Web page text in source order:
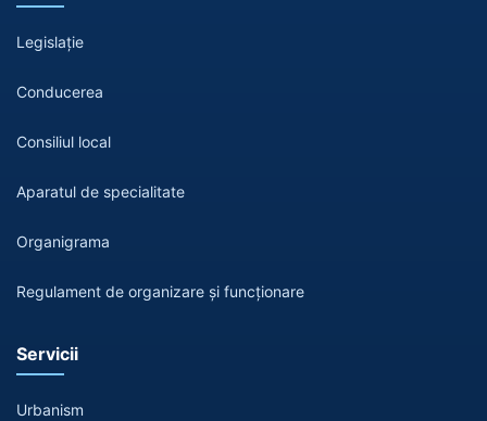
Legislație
Conducerea
Consiliul local
Aparatul de specialitate
Organigrama
Regulament de organizare și funcționare
Servicii
Urbanism